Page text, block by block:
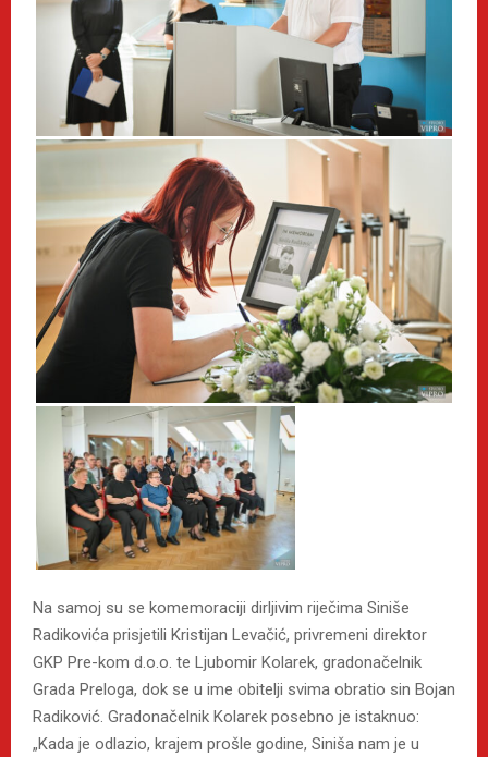
Na samoj su se komemoraciji dirljivim riječima Siniše
Radikovića prisjetili Kristijan Levačić, privremeni direktor
GKP Pre-kom d.o.o. te Ljubomir Kolarek, gradonačelnik
Grada Preloga, dok se u ime obitelji svima obratio sin Bojan
Radiković. Gradonačelnik Kolarek posebno je istaknuo:
„Kada je odlazio, krajem prošle godine, Siniša nam je u